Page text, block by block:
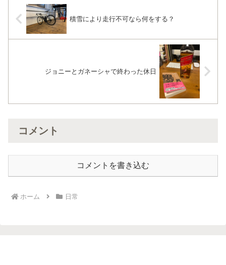
積雪により走行不可なら何をする？
ジョニーとガネーシャで終わった休日
コメント
コメントを書き込む
ホーム 日常